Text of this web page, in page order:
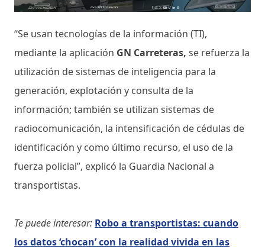
“Se usan tecnologías de la información (TI),
mediante la aplicación GN Carreteras, se refuerza la
utilización de sistemas de inteligencia para la
generación, explotación y consulta de la
información; también se utilizan sistemas de
radiocomunicación, la intensificación de cédulas de
identificación y como último recurso, el uso de la
fuerza policial”, explicó la Guardia Nacional a
transportistas.
Te puede interesar: Robo a transportistas: cuando
los datos ‘chocan’ con la realidad vivida en las